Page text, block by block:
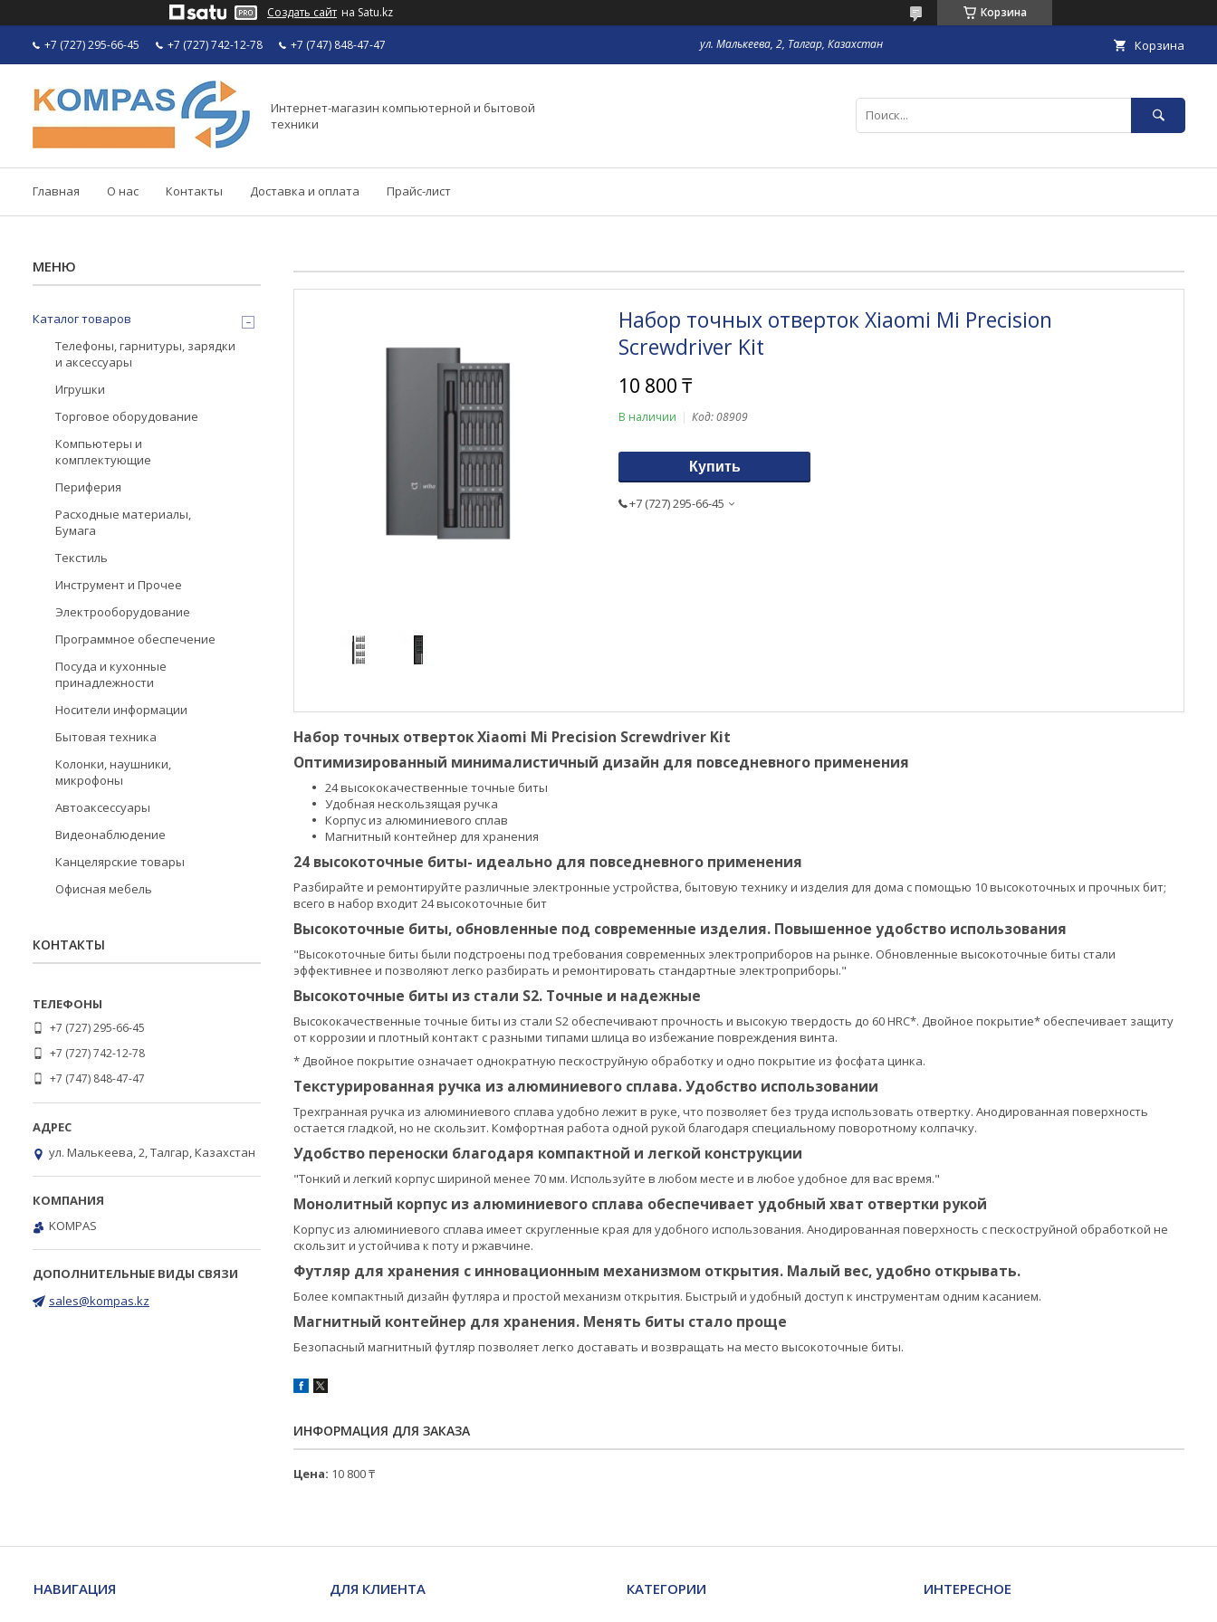
Создать сайт на Satu.kz Корзина
+7 (727) 295-66-45 +7 (727) 742-12-78 +7 (747) 848-47-47 ул. Малькеева, 2, Талгар, Казахстан Корзина
Интернет-магазин компьютерной и бытовой
техники
Главная О нас Контакты Доставка и оплата Прайс-лист
Набор точных отверток Xiaomi Mi Precision
Screwdriver Kit
10 800 ₸
В наличии Код:08909
Купить
+7 (727) 295-66-45
Набор точных отверток Xiaomi Mi Precision Screwdriver Kit
Оптимизированный минималистичный дизайн для повседневного применения
24 высококачественные точные биты
Удобная нескользящая ручка
Корпус из алюминиевого сплав
Магнитный контейнер для хранения
24 высокоточные биты- идеально для повседневного применения
Разбирайте и ремонтируйте различные электронные устройства, бытовую технику и изделия для дома с помощью 10 высокоточных и прочных бит;
всего в набор входит 24 высокоточные бит
Высокоточные биты, обновленные под современные изделия. Повышенное удобство использования
"Высокоточные биты были подстроены под требования современных электроприборов на рынке. Обновленные высокоточные биты стали
эффективнее и позволяют легко разбирать и ремонтировать стандартные электроприборы."
Высокоточные биты из стали S2. Точные и надежные
Высококачественные точные биты из стали S2 обеспечивают прочность и высокую твердость до 60 HRC*. Двойное покрытие* обеспечивает защиту
от коррозии и плотный контакт с разными типами шлица во избежание повреждения винта.
* Двойное покрытие означает однократную пескоструйную обработку и одно покрытие из фосфата цинка.
Текстурированная ручка из алюминиевого сплава. Удобство использовании
Трехгранная ручка из алюминиевого сплава удобно лежит в руке, что позволяет без труда использовать отвертку. Анодированная поверхность
остается гладкой, но не скользит. Комфортная работа одной рукой благодаря специальному поворотному колпачку.
Удобство переноски благодаря компактной и легкой конструкции
"Тонкий и легкий корпус шириной менее 70 мм. Используйте в любом месте и в любое удобное для вас время."
Монолитный корпус из алюминиевого сплава обеспечивает удобный хват отвертки рукой
Корпус из алюминиевого сплава имеет скругленные края для удобного использования. Анодированная поверхность с пескоструйной обработкой не
скользит и устойчива к поту и ржавчине.
Футляр для хранения с инновационным механизмом открытия. Малый вес, удобно открывать.
Более компактный дизайн футляра и простой механизм открытия. Быстрый и удобный доступ к инструментам одним касанием.
Магнитный контейнер для хранения. Менять биты стало проще
Безопасный магнитный футляр позволяет легко доставать и возвращать на место высокоточные биты.
ИНФОРМАЦИЯ ДЛЯ ЗАКАЗА
Цена: 10 800 ₸
Каталог товаров
Телефоны, гарнитуры, зарядки
и аксессуары
Игрушки
Торговое оборудование
Компьютеры и
комплектующие
Периферия
Расходные материалы,
Бумага
Текстиль
Инструмент и Прочее
Электрооборудование
Программное обеспечение
Посуда и кухонные
принадлежности
Носители информации
Бытовая техника
Колонки, наушники,
микрофоны
Автоаксессуары
Видеонаблюдение
Канцелярские товары
Офисная мебель
КОНТАКТЫ
+7 (727) 295-66-45
+7 (727) 742-12-78
+7 (747) 848-47-47
ул. Малькеева, 2, Талгар, Казахстан
KOMPAS
sales@kompas.kz
НАВИГАЦИЯ ДЛЯ КЛИЕНТА КАТЕГОРИИ ИНТЕРЕСНОЕ